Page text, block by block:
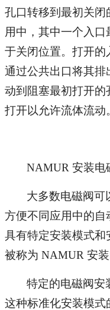
孔口转移到最初关
用中，其中一个入
于关闭位置。打开
通过公共出口将其
动到阻塞最初打开的
打开以允许流体流动
NAMUR 安装电
大多数电磁阀可
方便不同应用中的
具有特定安装模式和
被称为 NAMUR 安装
特定的电磁阀安
这种标准化安装模式